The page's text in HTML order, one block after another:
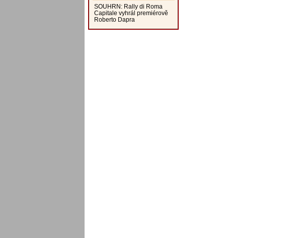
SOUHRN: Rally di Roma
Capitale vyhrál premiérově
Roberto Dapra